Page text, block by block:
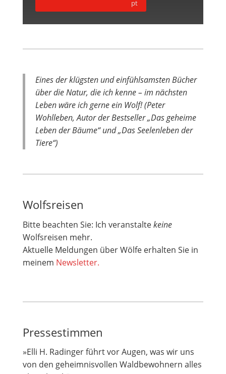
Eines der klügsten und einfühlsamsten Bücher
über die Natur, die ich kenne – im nächsten
Leben wäre ich gerne ein Wolf! (Peter
Wohlleben, Autor der Bestseller „Das geheime
Leben der Bäume“ und „Das Seelenleben der
Tiere“)
Wolfsreisen
Bitte beachten Sie: Ich veranstaltekeine
Wolfsreisen mehr.
Aktuelle Meldungen über Wölfe erhalten Sie in
meinem Newsletter.
Pressestimmen
»Elli H. Radinger führt vor Augen, was wir uns
von den geheimnisvollen Waldbewohnern alles